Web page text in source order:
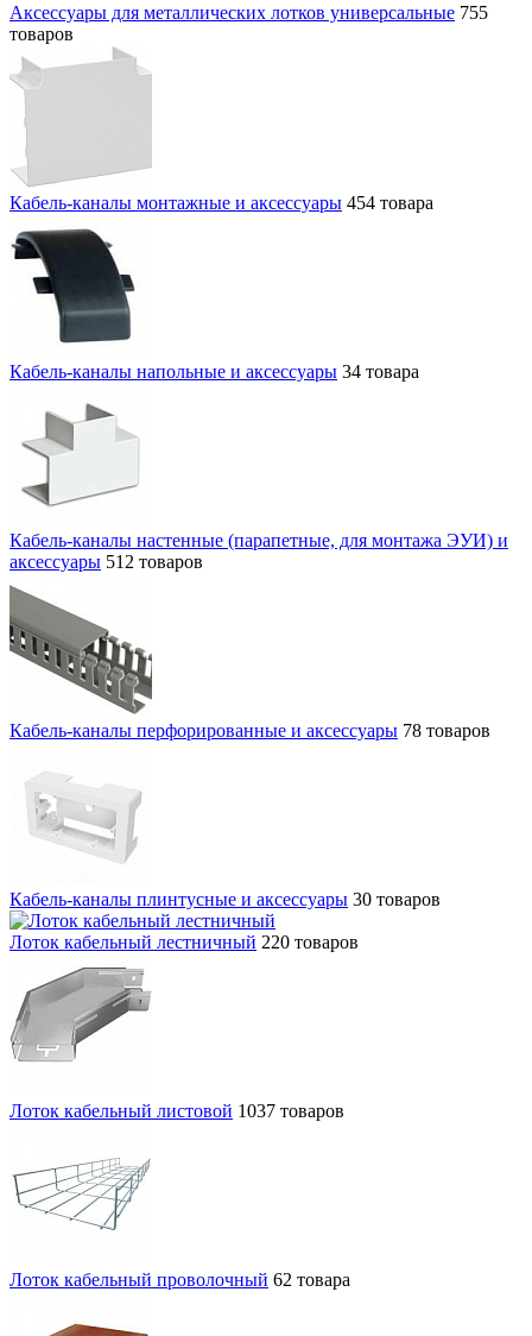
Аксессуары для металлических лотков универсальные 755
товаров
Кабель-каналы монтажные и аксессуары 454 товара
Кабель-каналы напольные и аксессуары 34 товара
Кабель-каналы настенные (парапетные, для монтажа ЭУИ) и
аксессуары 512 товаров
Кабель-каналы перфорированные и аксессуары 78 товаров
Кабель-каналы плинтусные и аксессуары 30 товаров
Лоток кабельный лестничный 220 товаров
Лоток кабельный листовой 1037 товаров
Лоток кабельный проволочный 62 товара